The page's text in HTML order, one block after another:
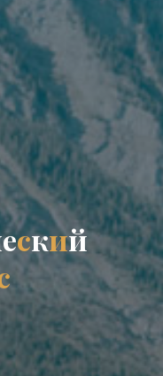
еский